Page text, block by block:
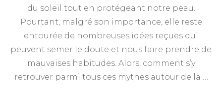
du soleil tout en protégeant notre peau.
Pourtant, malgré son importance, elle reste
entourée de nombreuses idées reçues qui
peuvent semer le doute et nous faire prendre de
mauvaises habitudes. Alors, comment s’y
retrouver parmi tous ces mythes autour de la …